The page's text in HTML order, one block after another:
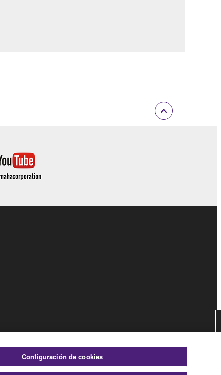
Configuración de cookies